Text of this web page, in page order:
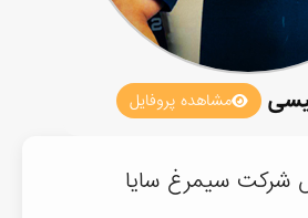
مشاهده پروفایل
شرکت سیمرغ سایا